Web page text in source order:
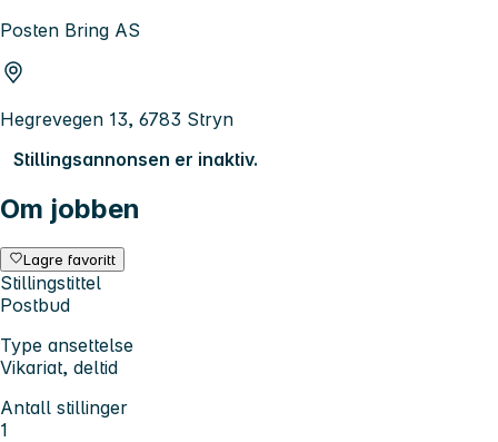
Posten Bring AS
Hegrevegen 13, 6783 Stryn
Stillingsannonsen er inaktiv.
Om jobben
Lagre favoritt
Stillingstittel
Postbud
Type ansettelse
Vikariat, deltid
Antall stillinger
1